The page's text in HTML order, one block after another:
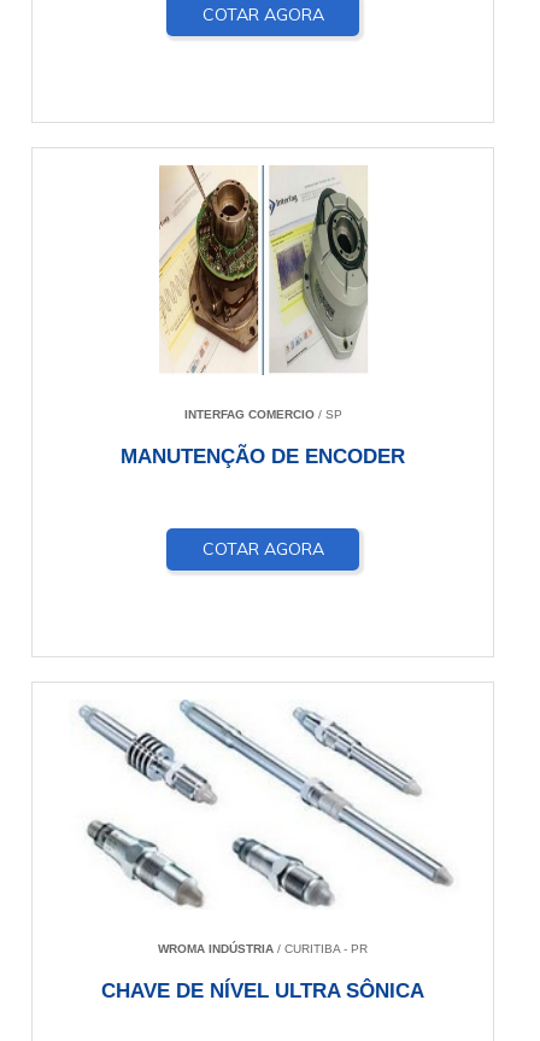
COTAR AGORA
INTERFAG COMERCIO/ SP
MANUTENÇÃO DE ENCODER
COTAR AGORA
WROMA INDÚSTRIA / CURITIBA - PR
CHAVE DE NÍVEL ULTRA SÔNICA